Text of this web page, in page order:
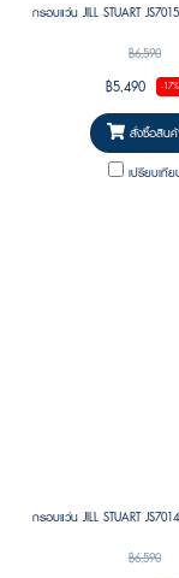
กรอบแว่น JILL STUART
฿6,590
฿5,490 -17%
สั่งซื้อสิน
เปรียบเที
กรอบแว่น JILL STUART
฿6,590